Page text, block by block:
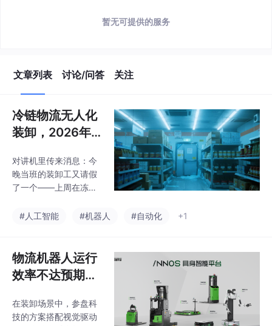
暂无可提供的服务
文章列表 讨论/问答 关注
冷链物流无人化
装卸，2026年
以关注？
对讲机里传来消息：今
晚当班的装卸工又请假
了一个——上周在冻库
得不行，去医院查说是
卸机器人，参盘科技还
在做冷链搬运机器人
（Aisu 1600），专门
场景，同样用了抗结霜
导航和非接触式无线充
#人工智能 #机器人 #自动化 +1
物流机器人运行
效率不达预期？
梳理
在装卸场景中，参盘科
技的方案搭配视觉驱动